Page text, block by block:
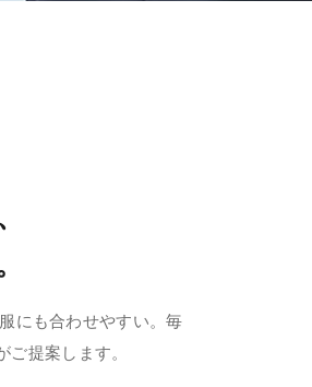
にも合わせやすい。毎
提案します。